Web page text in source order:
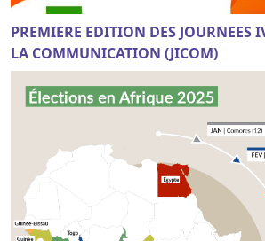
PREMIERE EDITION DES JOURNEES
LA COMMUNICATION (JICOM)